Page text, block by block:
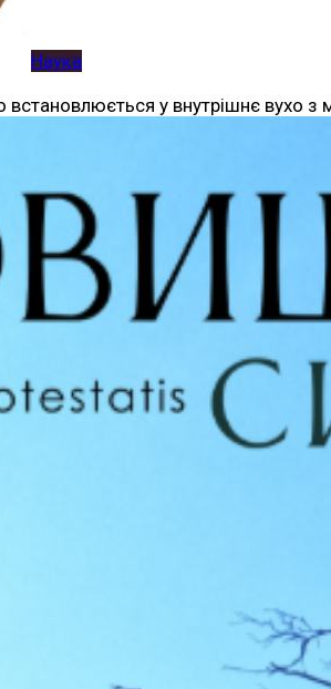
Наука
встановлюється у внутрішнє вухо